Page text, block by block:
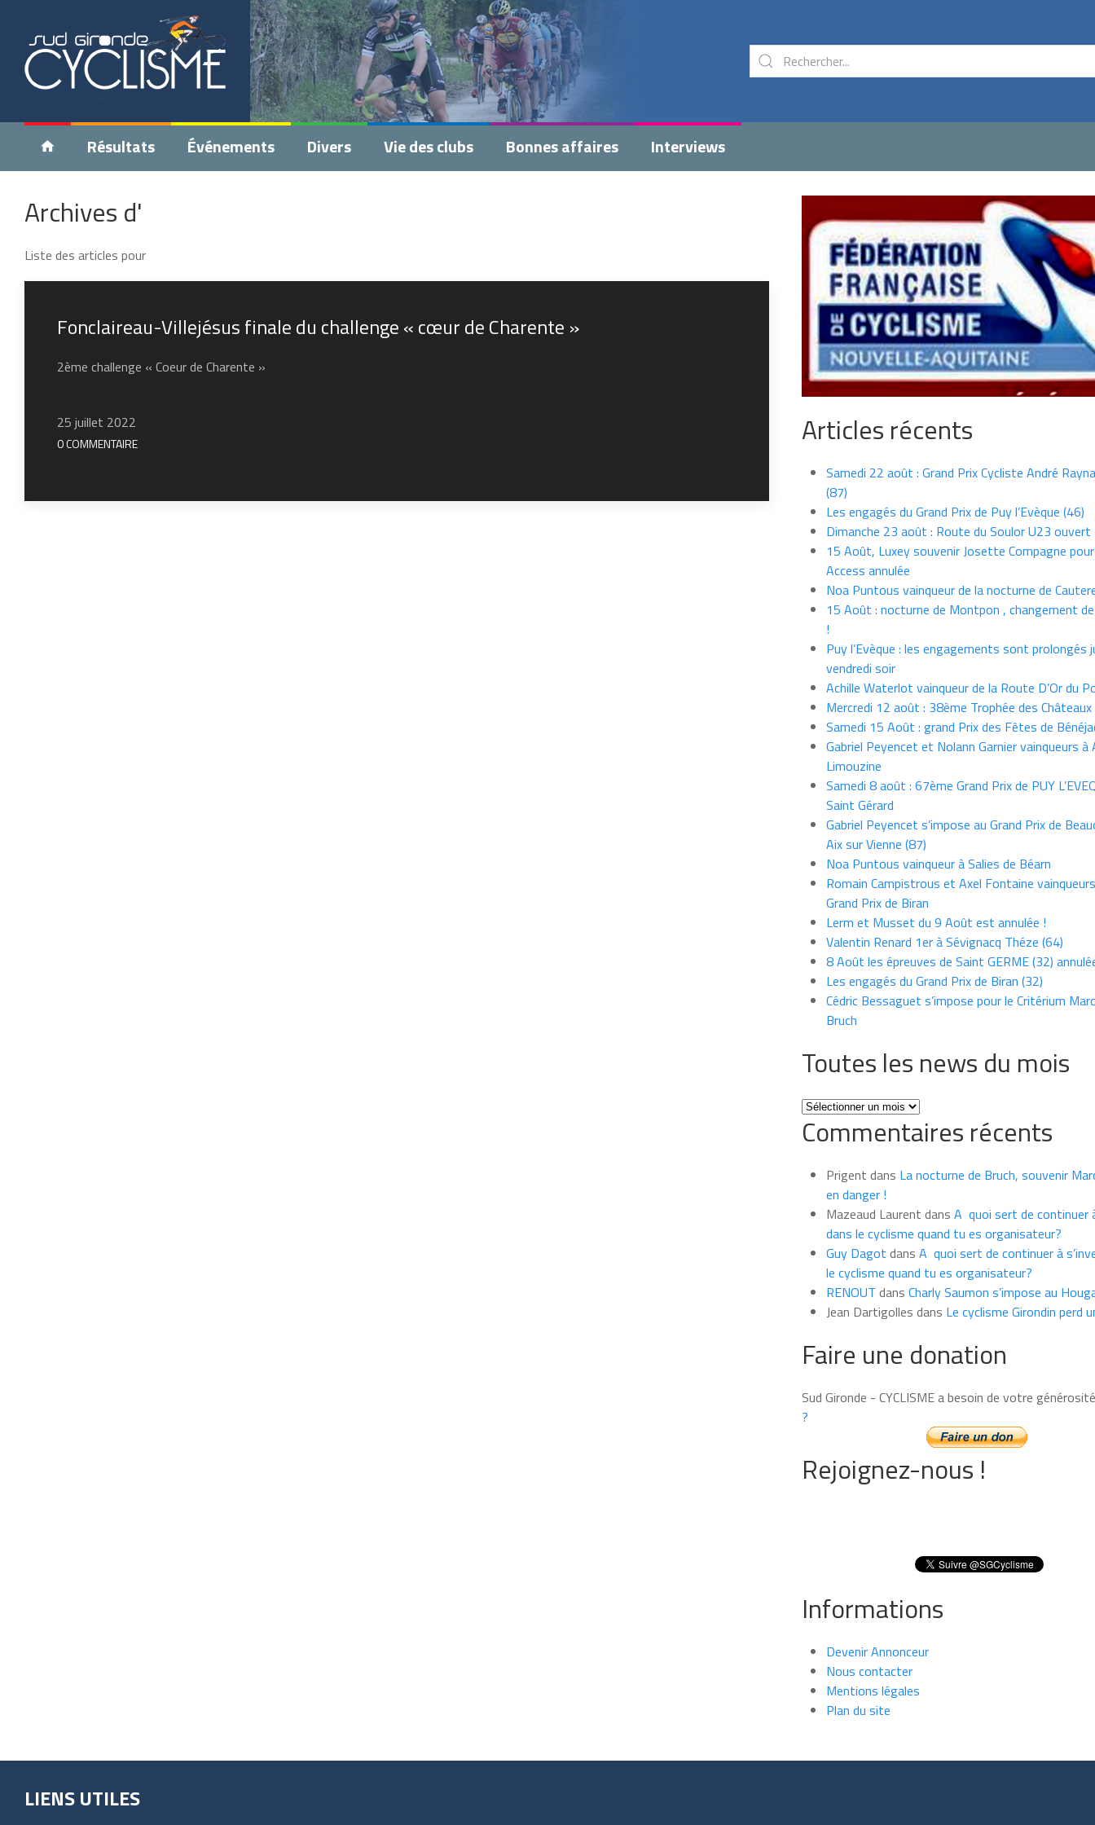
Résultats Événements Divers Vie des clubs Bonnes affaires Interviews
Archives d'
Liste des articles pour
Fonclaireau-Villejésus finale du challenge « cœur de Charente »
2ème challenge « Coeur de Charente »
25 juillet 2022
0 COMMENTAIRE Articles récents
Samedi 22 août : Grand Prix Cycliste André
(87)
Les engagés du Grand Prix de Puy l’Evèque (46)
Dimanche 23 août : Route du Soulor U23 ouvert
15 Août, Luxey souvenir Josette Compagne
Access annulée
Noa Puntous vainqueur de la nocturne de
15 Août : nocturne de Montpon , changement
!
Puy l’Evèque : les engagements sont prolongés
vendredi soir
Achille Waterlot vainqueur de la Route D’Or du
Mercredi 12 août : 38ème Trophée des Châteaux
Samedi 15 Août : grand Prix des Fêtes de
Gabriel Peyencet et Nolann Garnier vainqueurs à
Limouzine
Samedi 8 août : 67ème Grand Prix de PUY
Saint Gérard
Gabriel Peyencet s’impose au Grand Prix de
Aix sur Vienne (87)
Noa Puntous vainqueur à Salies de Béarn
Romain Campistrous et Axel Fontaine
Grand Prix de Biran
Lerm et Musset du 9 Août est annulée !
Valentin Renard 1er à Sévignacq Théze (64)
8 Août les épreuves de Saint GERME (32)
Les engagés du Grand Prix de Biran (32)
Cédric Bessaguet s’impose pour le Critérium
Bruch
Toutes les news du mois
Toutes
les
news
mois
Commentaires récents
Prigent dans La nocturne de Bruch, souvenir
en danger !
Mazeaud Laurent dans A quoi sert de continuer
dans le cyclisme quand tu es organisateur?
Guy Dagot dans A quoi sert de continuer à
le cyclisme quand tu es organisateur?
RENOUT dans Charly Saumon s’impose au
Jean Dartigolles dans Le cyclisme Girondin perd
Faire une donation
Sud Gironde - CYCLISME a besoin de votre
?
Rejoignez-nous !
Informations
Devenir Annonceur
Nous contacter
Mentions légales
Plan du site
LIENS UTILES